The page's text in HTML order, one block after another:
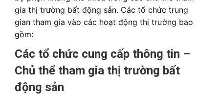
gia thị trường bất động sản. Các tổ chức trung
gian tham gia vào các hoạt động thị trường bao
gồm:
Các tổ chức cung cấp thông tin –
Chủ thể tham gia thị trường bất
động sản